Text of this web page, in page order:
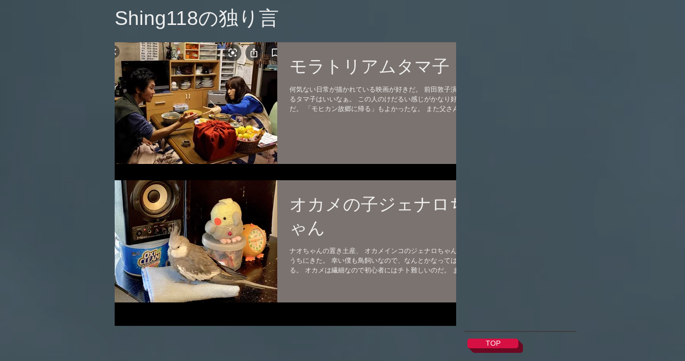
​Shing118の独り言
モラトリアムタマ子
何気ない日常が描かれている映画が好きだ。 前田敦子演じ
るタマ子はいいなぁ。 この人のけだるい感じがかなり好き
だ。 「モヒカン故郷に帰る」もよかったな。 また父さん役
オカメの子ジェナロち
ゃん
ナオちゃんの置き土産、 オカメインコのジェナロちゃんが
うちにきた。 幸い僕も鳥飼いなので、なんとかなってはい
る。 オカメは繊細なので初心者にはチト難しいのだ。 また
TOP